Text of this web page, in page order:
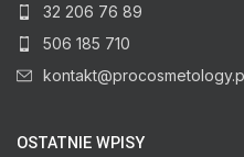
32 206 76 89
506 185 710
OSTATNIE WPISY